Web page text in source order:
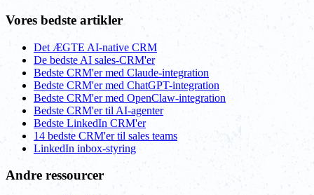
Vores bedste artikler
Det ÆGTE AI-native CRM
De bedste AI sales-CRM'er
Bedste CRM'er med Claude-integration
Bedste CRM'er med ChatGPT-integration
Bedste CRM'er med OpenClaw-integration
Bedste CRM'er til AI-agenter
Bedste LinkedIn CRM'er
14 bedste CRM'er til sales teams
LinkedIn inbox-styring
Andre ressourcer